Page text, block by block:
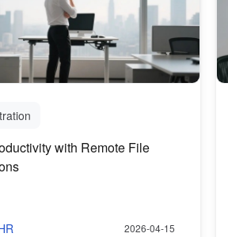
with Remote File
2026-04-15